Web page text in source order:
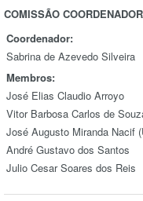
COMISSÃO
Coordenador:
Sabrina de Azevedo Silveira
Membros:
José Elias Claudio Arroyo
Vitor Barbosa Carlos de
José Augusto Miranda Nacif
André Gustavo dos Santos
Julio Cesar Soares dos Reis